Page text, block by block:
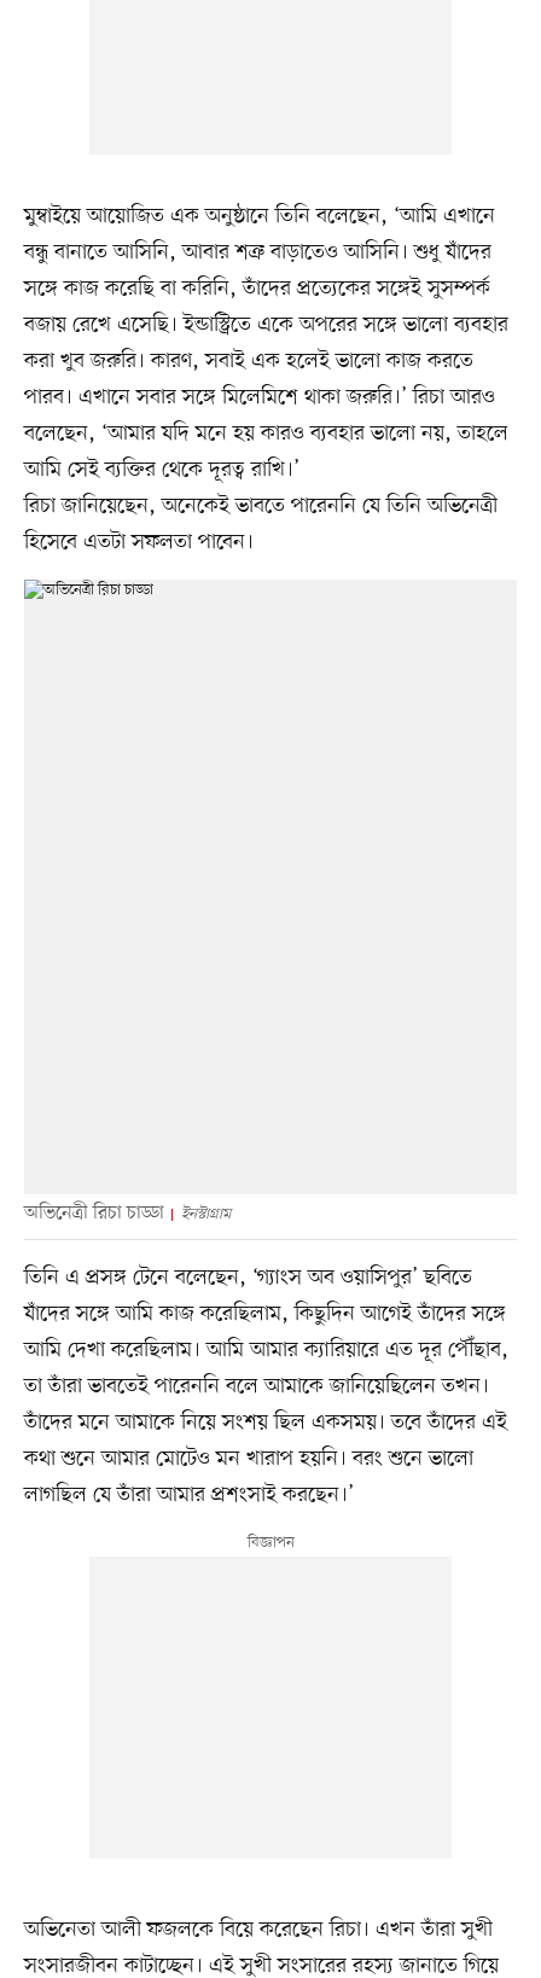
মুম্বাইয়ে আয়োজিত এক অনুষ্ঠানে তিনি বলেছেন, ‘আমি এখানে
বন্ধু বানাতে আসিনি, আবার শত্রু বাড়াতেও আসিনি। শুধু যাঁদের
সঙ্গে কাজ করেছি বা করিনি, তাঁদের প্রত্যেকের সঙ্গেই সুসম্পর্ক
বজায় রেখে এসেছি। ইন্ডাস্ট্রিতে একে অপরের সঙ্গে ভালো ব্যবহার
করা খুব জরুরি। কারণ, সবাই এক হলেই ভালো কাজ করতে
পারব। এখানে সবার সঙ্গে মিলেমিশে থাকা জরুরি।’ রিচা আরও
বলেছেন, ‘আমার যদি মনে হয় কারও ব্যবহার ভালো নয়, তাহলে
আমি সেই ব্যক্তির থেকে দূরত্ব রাখি।’
রিচা জানিয়েছেন, অনেকেই ভাবতে পারেননি যে তিনি অভিনেত্রী
হিসেবে এতটা সফলতা পাবেন।
অভিনেত্রী রিচা চাড্ডা ইনস্টাগ্রাম
তিনি এ প্রসঙ্গ টেনে বলেছেন, ‘গ্যাংস অব ওয়াসিপুর’ ছবিতে
যাঁদের সঙ্গে আমি কাজ করেছিলাম, কিছুদিন আগেই তাঁদের সঙ্গে
আমি দেখা করেছিলাম। আমি আমার ক্যারিয়ারে এত দূর পৌঁছাব,
তা তাঁরা ভাবতেই পারেননি বলে আমাকে জানিয়েছিলেন তখন।
তাঁদের মনে আমাকে নিয়ে সংশয় ছিল একসময়। তবে তাঁদের এই
কথা শুনে আমার মোটেও মন খারাপ হয়নি। বরং শুনে ভালো
লাগছিল যে তাঁরা আমার প্রশংসাই করছেন।’
অভিনেতা আলী ফজলকে বিয়ে করেছেন রিচা। এখন তাঁরা সুখী
সংসারজীবন কাটাচ্ছেন। এই সুখী সংসারের রহস্য জানাতে গিয়ে